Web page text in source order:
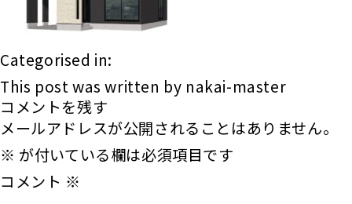
Categorised in:
This post was written by nakai-master
コメントを残す
メールアドレスが公開されることはありません。
※ が付いている欄は必須項目です
コメント ※